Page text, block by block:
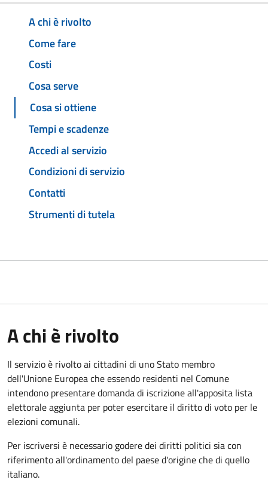
A chi è rivolto
Come fare
Costi
Cosa serve
Cosa si ottiene
Tempi e scadenze
Accedi al servizio
Condizioni di servizio
Contatti
Strumenti di tutela
A chi è rivolto
Il servizio è rivolto ai cittadini di uno Stato membro
dell'Unione Europea che essendo residenti nel Comune
intendono presentare domanda di iscrizione all'apposita lista
elettorale aggiunta per poter esercitare il diritto di voto per le
elezioni comunali.
Per iscriversi è necessario godere dei diritti politici sia con
riferimento all'ordinamento del paese d'origine che di quello
italiano.